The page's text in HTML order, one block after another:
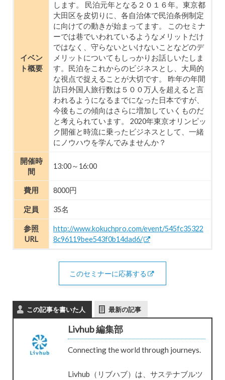
イベン
ト概要
します。 民泊元年となる２０１６年。東京都
大田区を皮切りに、各自治体で民泊条例制定
に向けての動きが始まってます。 このセミナ
ーでは巷でいわれているようなメリットだけ
ではなく、守らないといけないことなどのデ
メリットについてもしっかりお話しいたしま
す。民泊をこれからのビジネスとし、大局的
な視点で捉えることが大切です。 昨年の年間
訪日外国人旅行数は５００万人を超えると言
われるようになるまでになった日本ですが、
今後もこの傾向はさらに増加していくものだ
と考えられています。 2020年東京オリンピッ
ク開催と時流に乗ったビジネスとして、一緒
にノウハウを学んでみませんか？
開催時
間
13:00～16:00
費用 8000円
定員 35名
参照
URL
http://www.kokuchpro.com/event/545fc35322
8c96119bee543f0b14dad6/
このセミナーに応募する
この記事を書いた人 最新の記事
Livhub 編集部
Connecting the world through journeys.
Livhub（リブハブ）は、サステナブルツ